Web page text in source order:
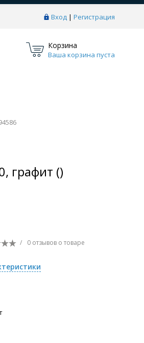
Вход | Регистрация
Корзина
Ваша корзина пуста
монтажа
графит ()
/ 0 отзывов о товаре